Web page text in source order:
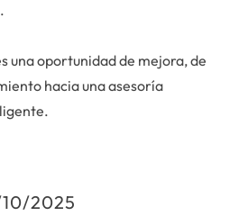
una oportunidad de mejora, de
hacia una asesoría
2025